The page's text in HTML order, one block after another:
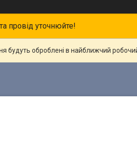
провід уточнюйте!
будуть оброблені в найближчий